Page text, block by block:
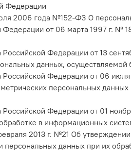
Федерации
2006 года №152-ФЗ О
Федерации от 06 марта 1997 г. №
Российской Федерации от 13
данных, осуществляемой
Российской Федерации от 06
персональных
Российской Федерации от 01
в информационных
2013 г. №21 Об
персональных данных при их